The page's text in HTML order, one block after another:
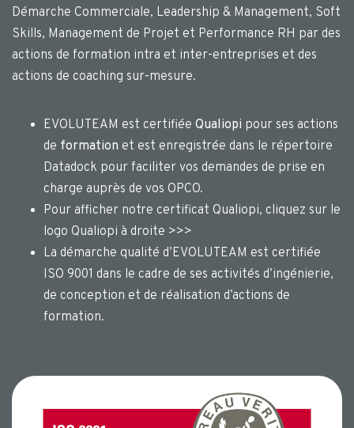
Démarche Commerciale, Leadership & Management, Soft
Skills, Management de Projet et Performance RH par des
actions de formation intra et inter-entreprises et des
actions de coaching sur-mesure.
EVOLUTEAM est certifiée Qualiopi pour ses actions
de formation et est enregistrée dans le répertoire
Datadock pour faciliter vos demandes de prise en
charge auprès de vos OPCO.
Pour afficher notre certificat Qualiopi, cliquez sur le
logo Qualiopi à droite >>>
La démarche qualité d’EVOLUTEAM est certifiée
ISO 9001 dans le cadre de ses activités d’ingénierie,
de conception et de réalisation d’actions de
formation.